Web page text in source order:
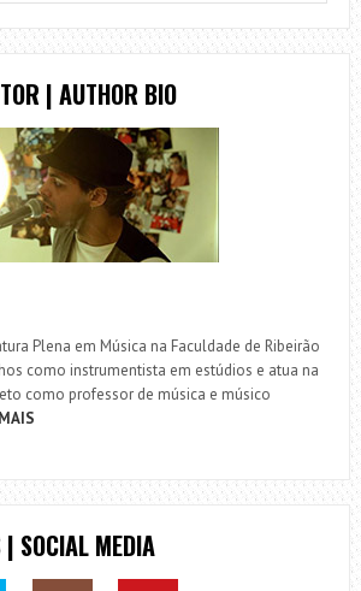
| AUTHOR BIO
Plena em Música na Faculdade de Ribeirão
como instrumentista em estúdios e atua na
como professor de música e músico
| SOCIAL MEDIA